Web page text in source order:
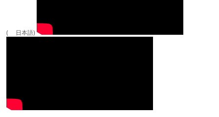
( 日本語)